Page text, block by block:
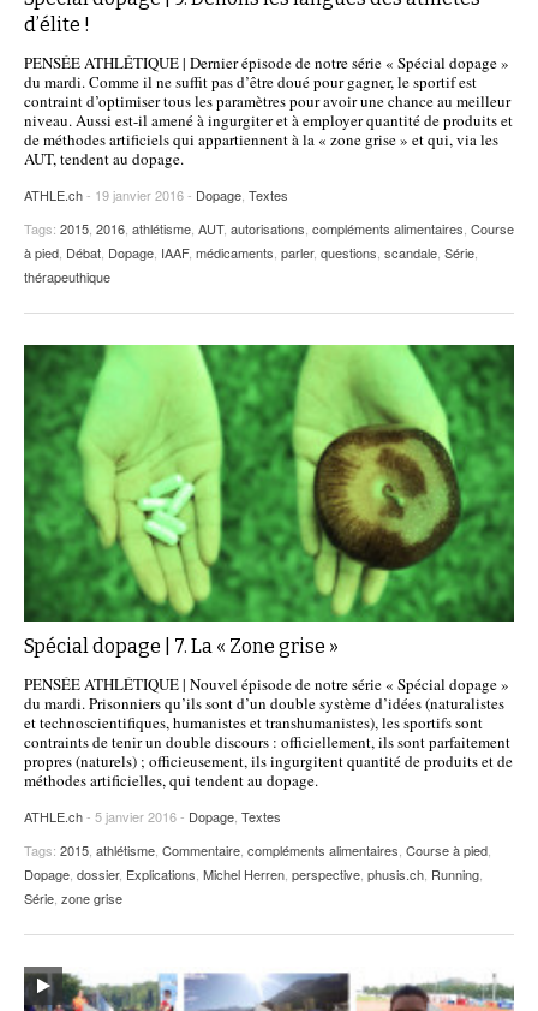
POURQUOI ATHLE.CH ?
ATHLE.CH RÉGIONS | VAUD
HIGHLIGHTS
LIVRES
d’élite !
PENSÉE ATHLÉTIQUE | Dernier épisode de notre série « Spécial dopage »
du mardi. Comme il ne suffit pas d’être doué pour gagner, le sportif est
contraint d’optimiser tous les paramètres pour avoir une chance au meilleur
niveau. Aussi est-il amené à ingurgiter et à employer quantité de produits et
de méthodes artificiels qui appartiennent à la « zone grise » et qui, via les
AUT, tendent au dopage.
ATHLE.ch- 19 janvier 2016 - Dopage Textes
Tags: 2015 2016 athlétisme AUT, autorisations compléments alimentaires Course
à pied Débat Dopage IAAF, médicaments parler, questions scandale Série
thérapeuthique
Spécial dopage | 7. La « Zone grise »
PENSÉE ATHLÉTIQUE | Nouvel épisode de notre série « Spécial dopage »
du mardi. Prisonniers qu’ils sont d’un double système d’idées (naturalistes
et technoscientifiques, humanistes et transhumanistes), les sportifs sont
contraints de tenir un double discours : officiellement, ils sont parfaitement
propres (naturels) ; officieusement, ils ingurgitent quantité de produits et de
méthodes artificielles, qui tendent au dopage.
ATHLE.ch- 5 janvier 2016 - Dopage, Textes
Tags: 2015, athlétisme, Commentaire, compléments alimentaires, Course à pied,
Dopage, dossier, Explications, Michel Herren, perspective, phusis.ch, Running,
Série, zone grise